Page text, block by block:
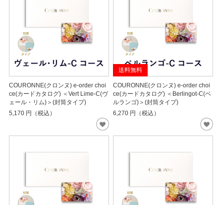
COURONNE(クロンヌ) e-order choi
ce(カードカタログ) ＜Vert Lime-C(ヴ
ェール・リム)＞(封筒タイプ)
5,170 円（税込）
送料無料
COURONNE(クロンヌ) e-order choi
ce(カードカタログ) ＜Berlingot-C(ベ
ルランゴ)＞(封筒タイプ)
6,270 円（税込）